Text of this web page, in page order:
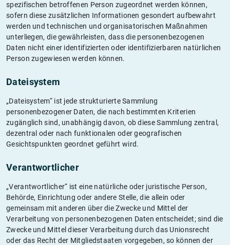
spezifischen betroffenen Person zugeordnet werden können,
sofern diese zusätzlichen Informationen gesondert aufbewahrt
werden und technischen und organisatorischen Maßnahmen
unterliegen, die gewährleisten, dass die personenbezogenen
Daten nicht einer identifizierten oder identifizierbaren natürlichen
Person zugewiesen werden können.
Dateisystem
„Dateisystem“ ist jede strukturierte Sammlung
personenbezogener Daten, die nach bestimmten Kriterien
zugänglich sind, unabhängig davon, ob diese Sammlung zentral,
dezentral oder nach funktionalen oder geografischen
Gesichtspunkten geordnet geführt wird.
Verantwortlicher
„Verantwortlicher“ ist eine natürliche oder juristische Person,
Behörde, Einrichtung oder andere Stelle, die allein oder
gemeinsam mit anderen über die Zwecke und Mittel der
Verarbeitung von personenbezogenen Daten entscheidet; sind die
Zwecke und Mittel dieser Verarbeitung durch das Unionsrecht
oder das Recht der Mitgliedstaaten vorgegeben, so können der